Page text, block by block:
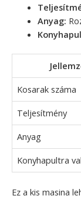
Anyag:
Kosarak száma
Teljesítmény
Anyag
Konyhapultra
Ez a kis masina